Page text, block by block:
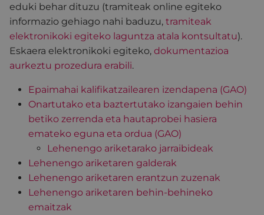
eduki behar dituzu (tramiteak online egiteko
informazio gehiago nahi baduzu, tramiteak
elektronikoki egiteko laguntza atala kontsultatu).
Eskaera elektronikoki egiteko, dokumentazioa
aurkeztu prozedura erabili.
Epaimahai kalifikatzailearen izendapena (GAO)
Onartutako eta baztertutako izangaien behin
betiko zerrenda eta hautaprobei hasiera
emateko eguna eta ordua (GAO)
Lehenengo ariketarako jarraibideak
Lehenengo ariketaren galderak
Lehenengo ariketaren erantzun zuzenak
Lehenengo ariketaren behin-behineko
emaitzak